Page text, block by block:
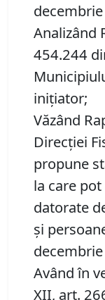
Analizând
454.244
iniţiator;
Văzând
Direcţiei
propune
la care
datorate
și
Având în
XII, art.